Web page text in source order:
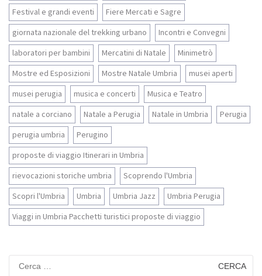
Festival e grandi eventi
Fiere Mercati e Sagre
giornata nazionale del trekking urbano
Incontri e Convegni
laboratori per bambini
Mercatini di Natale
Minimetrò
Mostre ed Esposizioni
Mostre Natale Umbria
musei aperti
musei perugia
musica e concerti
Musica e Teatro
natale a corciano
Natale a Perugia Natale in Umbria
Perugia
perugia umbria
Perugino
proposte di viaggio Itinerari in Umbria
rievocazioni storiche umbria
Scoprendo l'Umbria
Scopri l'Umbria
Umbria Umbria Jazz
Umbria Perugia
Viaggi in Umbria Pacchetti turistici proposte di viaggio
per: